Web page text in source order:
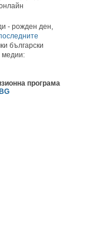
- рожден ден,
български
медии:
програма